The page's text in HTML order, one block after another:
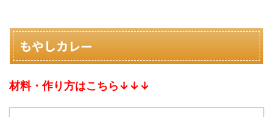
もやしカレー
材料・作り方はこちら↓↓↓